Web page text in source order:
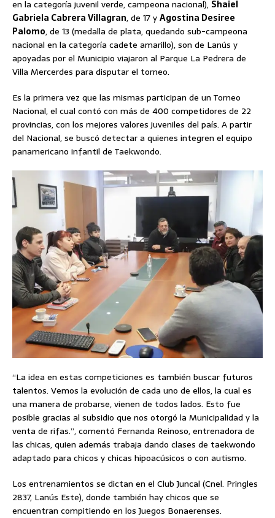
en la categoría juvenil verde, campeona nacional), Shaiel
Gabriela Cabrera Villagran, de 17 yAgostina Desiree
Palomo, de 13 (medalla de plata, quedando sub-campeona
nacional en la categoría cadete amarillo), son de Lanús y
apoyadas por el Municipio viajaron al Parque La Pedrera de
Villa Mercerdes para disputar el torneo.
Es la primera vez que las mismas participan de un Torneo
Nacional, el cual contó con más de 400 competidores de 22
provincias, con los mejores valores juveniles del país. A partir
del Nacional, se buscó detectar a quienes integren el equipo
panamericano infantil de Taekwondo.
“La idea en estas competiciones es también buscar futuros
talentos. Vemos la evolución de cada uno de ellos, la cual es
una manera de probarse, vienen de todos lados. Esto fue
posible gracias al subsidio que nos otorgó la Municipalidad y la
venta de rifas.”, comentó Fernanda Reinoso, entrenadora de
las chicas, quien además trabaja dando clases de taekwondo
adaptado para chicos y chicas hipoacúsicos o con autismo.
Los entrenamientos se dictan en el Club Juncal (Cnel. Pringles
2837, Lanús Este), donde también hay chicos que se
encuentran compitiendo en los Juegos Bonaerenses.